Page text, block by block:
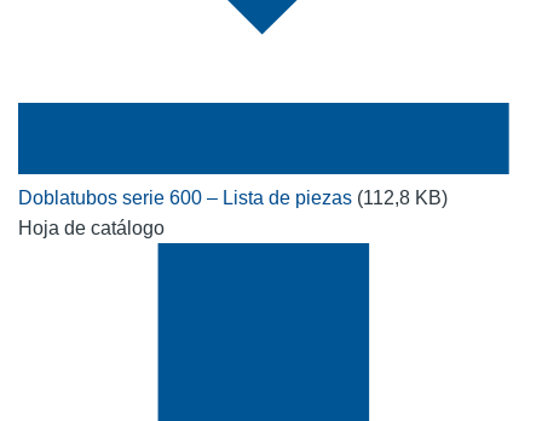
Doblatubos serie 600 – Lista de piezas (112,8 KB)
Hoja de catálogo